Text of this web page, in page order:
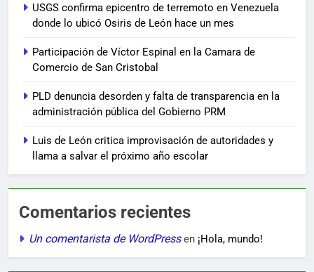
USGS confirma epicentro de terremoto en Venezuela
donde lo ubicó Osiris de León hace un mes
Participación de Víctor Espinal en la Camara de
Comercio de San Cristobal
PLD denuncia desorden y falta de transparencia en la
administración pública del Gobierno PRM
Luis de León critica improvisación de autoridades y
llama a salvar el próximo año escolar
Comentarios recientes
Un comentarista de WordPressen ¡Hola, mundo!